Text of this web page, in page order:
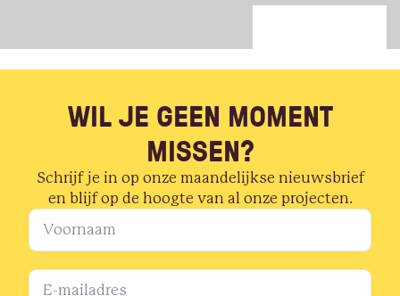
WIL JE GEEN MOMENT
MISSEN?
Schrijf je in op onze maandelijkse nieuwsbrief
en blijf op de hoogte van al onze projecten.